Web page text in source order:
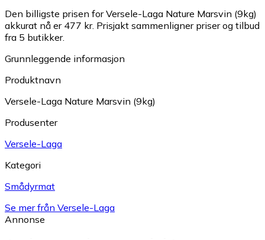
Den billigste prisen for Versele-Laga Nature Marsvin (9kg)
akkurat nå er 477 kr. Prisjakt sammenligner priser og tilbud
fra 5 butikker.
Grunnleggende informasjon
Produktnavn
Versele-Laga Nature Marsvin (9kg)
Produsenter
Versele-Laga
Kategori
Smådyrmat
Se mer från Versele-Laga
Annonse